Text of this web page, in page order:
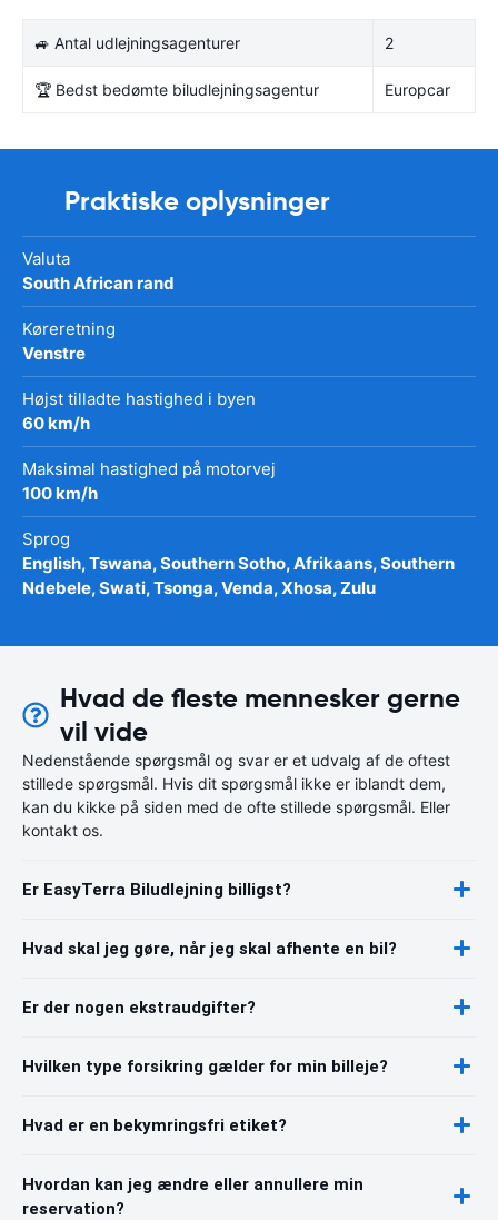
🚙 Antal udlejningsagenturer 2
🏆 Bedst bedømte biludlejningsagentur Europcar
Praktiske oplysninger
Valuta
South African rand
Køreretning
Venstre
Højst tilladte hastighed i byen
60 km/h
Maksimal hastighed på motorvej
100 km/h
Sprog
English, Tswana, Southern Sotho, Afrikaans, Southern
Ndebele, Swati, Tsonga, Venda, Xhosa, Zulu
Hvad de fleste mennesker gerne
vil vide
Nedenstående spørgsmål og svar er et udvalg af de oftest
stillede spørgsmål. Hvis dit spørgsmål ikke er iblandt dem,
kan du kikke på siden med de ofte stillede spørgsmål. Eller
kontakt os.
Er EasyTerra Biludlejning billigst?
Hvad skal jeg gøre, når jeg skal afhente en bil?
Er der nogen ekstraudgifter?
Hvilken type forsikring gælder for min billeje?
Hvad er en bekymringsfri etiket?
Hvordan kan jeg ændre eller annullere min
reservation?